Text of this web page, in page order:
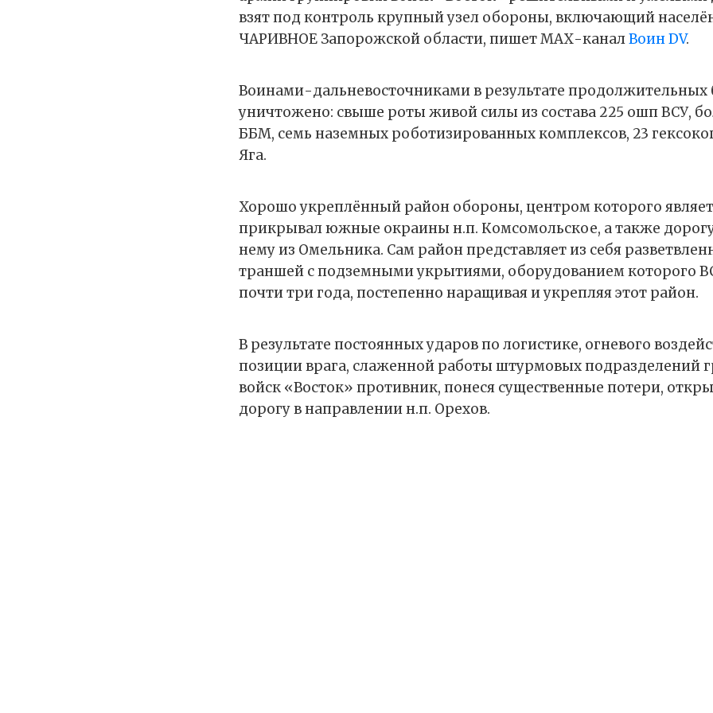
взят под контроль крупный узел обороны, включающий
ЧАРИВНОЕ Запорожской области, пишет МАХ-каналВоин DV.
Воинами-дальневосточниками в результате продолжительных
уничтожено: свыше роты живой силы из состава 225 ошп ВСУ,
ББМ, семь наземных роботизированных комплексов, 23
Яга.
Хорошо укреплённый район обороны, центром которого
прикрывал южные окраины н.п. Комсомольское, а также
нему из Омельника. Сам район представляет из себя
траншей с подземными укрытиями, оборудованием которого
почти три года, постепенно наращивая и укрепляя этот район.
В результате постоянных ударов по логистике, огневого
позиции врага, слаженной работы штурмовых подразделений
войск «Восток» противник, понеся существенные потери,
дорогу в направлении н.п. Орехов.